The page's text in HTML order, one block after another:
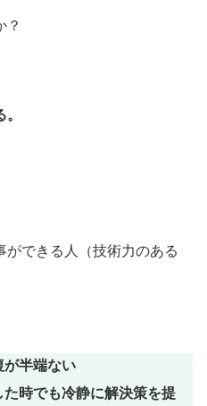
？
ができる人（技術力のある
が半端ない
時でも冷静に解決策を提